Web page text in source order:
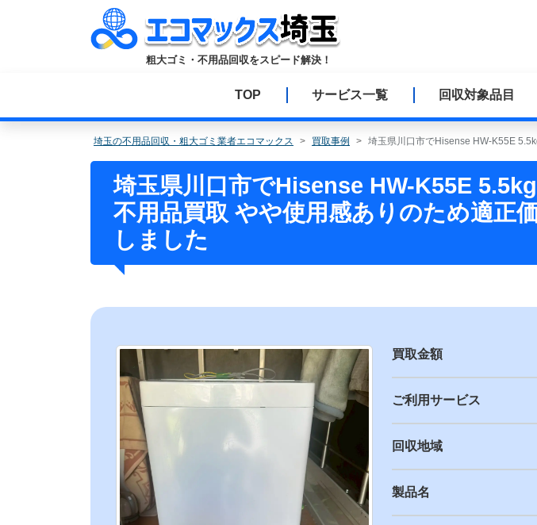
ス
粗大ゴミ・不用品回収をスピード解決！
TOP サービス一覧 回収対象品目
埼玉の不用品回収・粗大ゴミ業者エコマックス 買取事例 埼玉県川口市でHisense HW-K55E
埼玉県川口市でHisense HW-K55E
不用品買取 やや使用感ありのため適正
しました
買取金額
ご利用サービス
回収地域
製品名